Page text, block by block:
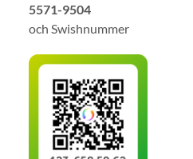
5571-9504
och Swishnummer